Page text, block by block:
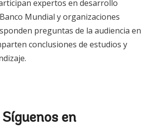
expertos en desarrollo
Mundial y organizaciones
preguntas de la audiencia en
conclusiones de estudios y
Síguenos en